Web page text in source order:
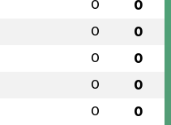
0 0
0 0
0 0
0 0
0 0